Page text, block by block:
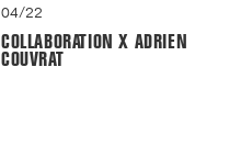
04/22
COLLABORATION X ADRIEN
COUVRAT